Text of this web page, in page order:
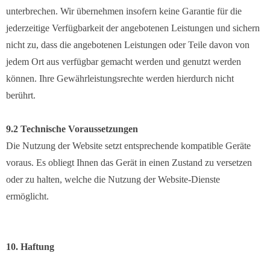
unterbrechen. Wir übernehmen insofern keine Garantie für die
jederzeitige Verfügbarkeit der angebotenen Leistungen und sichern
nicht zu, dass die angebotenen Leistungen oder Teile davon von
jedem Ort aus verfügbar gemacht werden und genutzt werden
können. Ihre Gewährleistungsrechte werden hierdurch nicht
berührt.
9.2 Technische Voraussetzungen
Die Nutzung der Website setzt entsprechende kompatible Geräte
voraus. Es obliegt Ihnen das Gerät in einen Zustand zu versetzen
oder zu halten, welche die Nutzung der Website-Dienste
ermöglicht.
10. Haftung